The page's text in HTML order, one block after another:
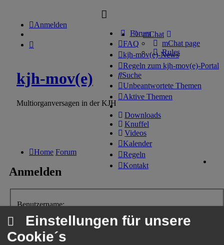
Forum
FAQ
kjh-mov(e)-News
Regeln zum kjh-mov(e)-Portal
Suche
Unbeantwortete Themen
Aktive Themen
Downloads
Knuffel
Videos
Kalender
Regeln
Kontakt
Anmelden
mChat
mChat page
Rules
kjh-mov(e)
Multiorganversagen in der KJH
Home Forum
Anmelden
Benutzername:
Passwort:
Einstellungen für unsere
Cookie´s